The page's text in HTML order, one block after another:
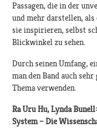
Passagen, die in der
und mehr darstellen,
sie inspirieren, selbst
Blickwinkel zu sehen.
Durch seinen Umfang,
man den Band auch
Thema verwenden.
Ra Uru Hu, Lynda
System – Die